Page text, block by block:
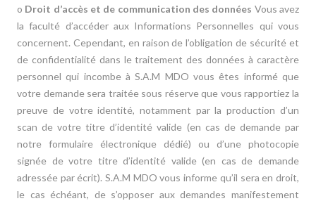
o Droit d’accès et de communication des données Vous avez
la faculté d’accéder aux Informations Personnelles qui vous
concernent. Cependant, en raison de l’obligation de sécurité et
de confidentialité dans le traitement des données à caractère
personnel qui incombe à S.A.M MDO vous êtes informé que
votre demande sera traitée sous réserve que vous rapportiez la
preuve de votre identité, notamment par la production d’un
scan de votre titre d’identité valide (en cas de demande par
notre formulaire électronique dédié) ou d’une photocopie
signée de votre titre d’identité valide (en cas de demande
adressée par écrit). S.A.M MDO vous informe qu’il sera en droit,
le cas échéant, de s’opposer aux demandes manifestement